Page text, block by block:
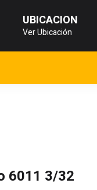
UBICACIÓN
Ver Ubicación
6011 3/32